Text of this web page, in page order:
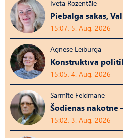
Iveta Rozentāle
Piebalgā sākās,
15:07, 5. Aug, 2026
Agnese Leiburga
Konstruktīvā
15:05, 4. Aug, 2026
Sarmīte Feldmane
Šodienas
15:02, 3. Aug, 2026